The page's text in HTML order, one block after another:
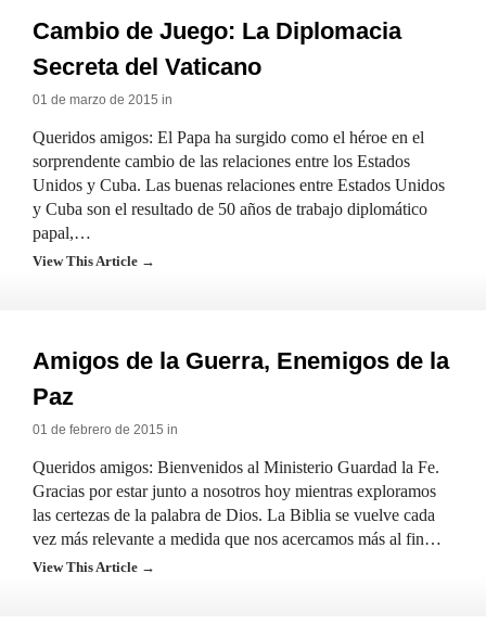
Cambio de Juego: La Diplomacia
Secreta del Vaticano
01 de marzo de 2015 in
Queridos amigos: El Papa ha surgido como el héroe en el
sorprendente cambio de las relaciones entre los Estados
Unidos y Cuba. Las buenas relaciones entre Estados Unidos
y Cuba son el resultado de 50 años de trabajo diplomático
papal,…
View This Article →
Amigos de la Guerra, Enemigos de la
Paz
01 de febrero de 2015 in
Queridos amigos: Bienvenidos al Ministerio Guardad la Fe.
Gracias por estar junto a nosotros hoy mientras exploramos
las certezas de la palabra de Dios. La Biblia se vuelve cada
vez más relevante a medida que nos acercamos más al fin…
View This Article →